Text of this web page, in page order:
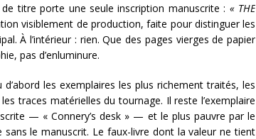
titre porte une seule inscription manuscrite : « THE
visiblement de production, faite pour distinguer les
À l’intérieur : rien. Que des pages vierges de papier
pas d’enluminure.
les exemplaires les plus richement traités, les
traces matérielles du tournage. Il reste l’exemplaire
— « Connery’s desk » — et le plus pauvre par le
le manuscrit. Le faux-livre dont la valeur ne tient